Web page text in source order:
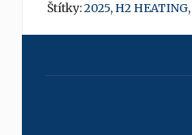
Štítky:2025, H2 HEATING,